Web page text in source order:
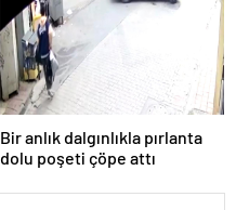
Bir anlık dalgınlıkla pırlanta
dolu poşeti çöpe attı